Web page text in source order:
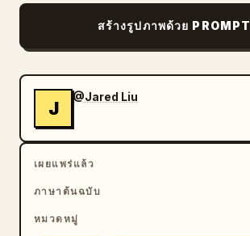
สร้างรูปภาพด้วย PROMPT
J
@Jared Liu
เผยแพร่แล้ว
ภาษาต้นฉบับ
หมวดหมู่